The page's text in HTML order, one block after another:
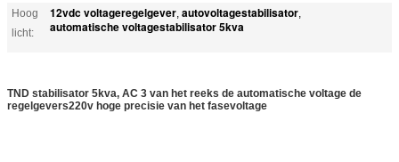
Hoog
licht:
12vdc voltageregelgever, autovoltagestabilisator,
automatische voltagestabilisator 5kva
TND stabilisator 5kva, AC 3 van het reeks de automatische voltage de
regelgevers220v hoge precisie van het fasevoltage